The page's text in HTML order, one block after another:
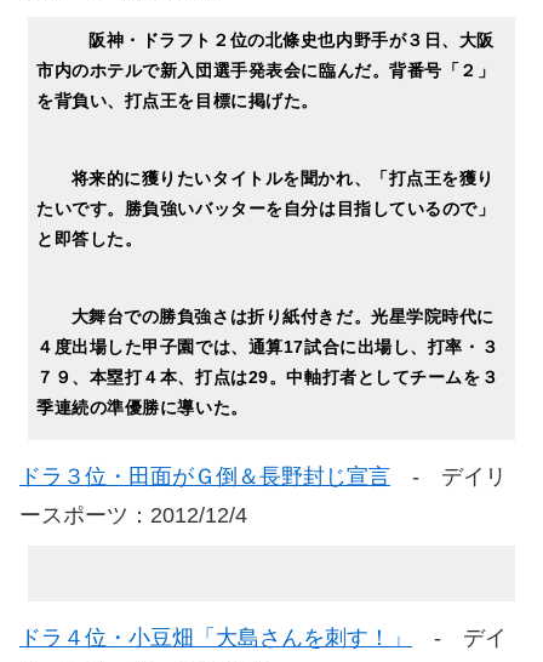
阪神・ドラフト２位の北條史也内野手が３日、大阪
市内のホテルで新入団選手発表会に臨んだ。背番号「２」
を背負い、打点王を目標に掲げた。
将来的に獲りたいタイトルを聞かれ、「打点王を獲り
たいです。勝負強いバッターを自分は目指しているので」
と即答した。
大舞台での勝負強さは折り紙付きだ。光星学院時代に
４度出場した甲子園では、通算17試合に出場し、打率・３
７９、本塁打４本、打点は29。中軸打者としてチームを３
季連続の準優勝に導いた。
ドラ３位・田面がＧ倒＆長野封じ宣言 - デイリ
ースポーツ：2012/12/4
ドラ４位・小豆畑「大島さんを刺す！」
- デイ